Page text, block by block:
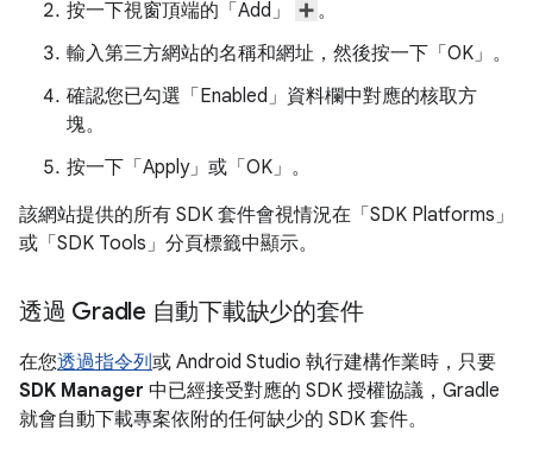
按一下視窗頂端的「Add」
。
輸入第三方網站的名稱和網址，然後按一下「OK」 。
確認您已勾選「Enabled」 資料欄中對應的核取方
塊。
按一下「Apply」 或「OK」 。
該網站提供的所有 SDK 套件會視情況在「SDK Platforms」
或「SDK Tools」 分頁標籤中顯示。
透過 Gradle 自動下載缺少的套件
在您透過指令列或 Android Studio 執行建構作業時，只要
SDK Manager 中已經接受對應的 SDK 授權協議，Gradle
就會自動下載專案依附的任何缺少的 SDK 套件。